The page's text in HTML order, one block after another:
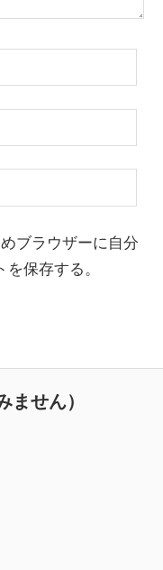
ブラウザーに自分
保存する。
せん）